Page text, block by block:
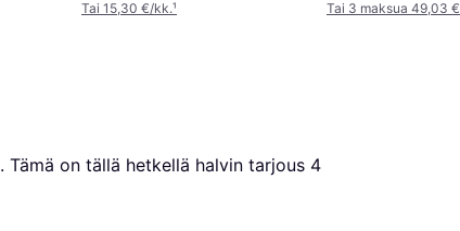
Tai 15,30 €/kk.¹ Tai 3 maksua 49,03 €
. Tämä on tällä hetkellä halvin tarjous 4